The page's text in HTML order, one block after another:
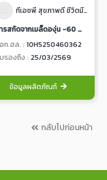
ทีเอชพี สุขภาพดี ชีวิตมีสุข
สารสกัดจากเมล็ดองุ่น -60 ผลิตภัณฑ์เสริมอาหาร ชนิดแคปซูลนิ่ม
ท.ฮล. : 10H5250460362
รองถึง : 25/03/2569
ข้อมูลผลิตภัณฑ์
กลับไปก่อนหน้า